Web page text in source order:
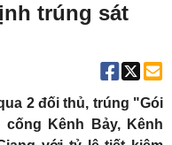
trúng sát
2 đối thủ, trúng "Gói
Kênh Bảy, Kênh